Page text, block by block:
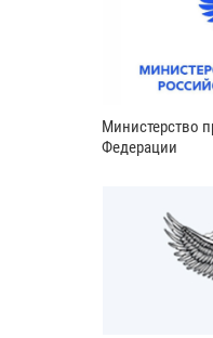
Министерство
Федерации